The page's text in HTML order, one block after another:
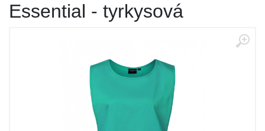
Essential - tyrkysová